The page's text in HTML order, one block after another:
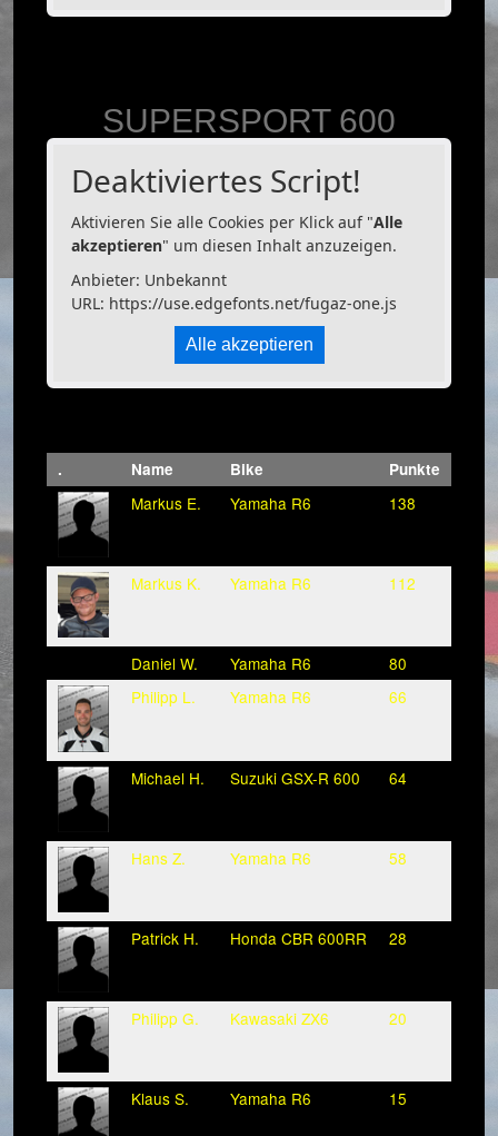
SUPERSPORT 600
Deaktiviertes Script!
Aktivieren Sie alle Cookies per Klick auf "Alle
akzeptieren" um diesen Inhalt anzuzeigen.
Anbieter: Unbekannt
URL: https://use.edgefonts.net/fugaz-one.js
Alle akzeptieren
. Name Bike Punkte
Markus E. Yamaha R6 138
Markus K. Yamaha R6 112
Daniel W. Yamaha R6
80
Philipp L.
Yamaha R6 66
Michael H. Suzuki GSX-R 600 64
Hans Z. Yamaha R6 58
Patrick H. Honda CBR 600RR 28
Philipp G. Kawasaki ZX6 20
Klaus S. Yamaha R6 15